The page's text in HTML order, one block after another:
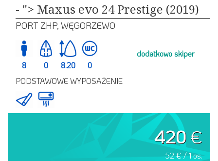
- "> Maxus evo 24 Prestige (2019)
PORT ZHP, WĘGORZEWO
8 0 8.20 0
dodatkowo skiper
PODSTAWOWE WYPOSAŻENIE
420€
52 € / 1 os.